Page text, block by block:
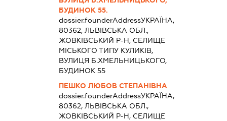
БУДИНОК 55.
dossier.founderAddressУКРАЇНА,
80362, ЛЬВІВСЬКА ОБЛ.,
ЖОВКІВСЬКИЙ Р-Н, СЕЛИЩЕ
МІСЬКОГО ТИПУ КУЛИКІВ,
ВУЛИЦЯ Б.ХМЕЛЬНИЦЬКОГО,
БУДИНОК 55
ПЕШКО ЛЮБОВ СТЕПАНІВНА
dossier.founderAddressУКРАЇНА,
80362, ЛЬВІВСЬКА ОБЛ.,
ЖОВКІВСЬКИЙ Р-Н, СЕЛИЩЕ